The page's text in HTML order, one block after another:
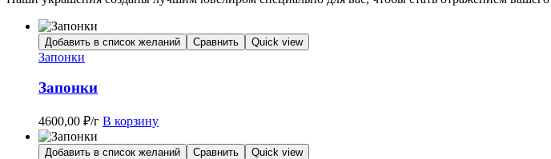
Добавить в список желаний Сравнить Quick view
Запонки
Запонки
4600,00 ₽/г В корзину
Добавить в список желаний Сравнить Quick view